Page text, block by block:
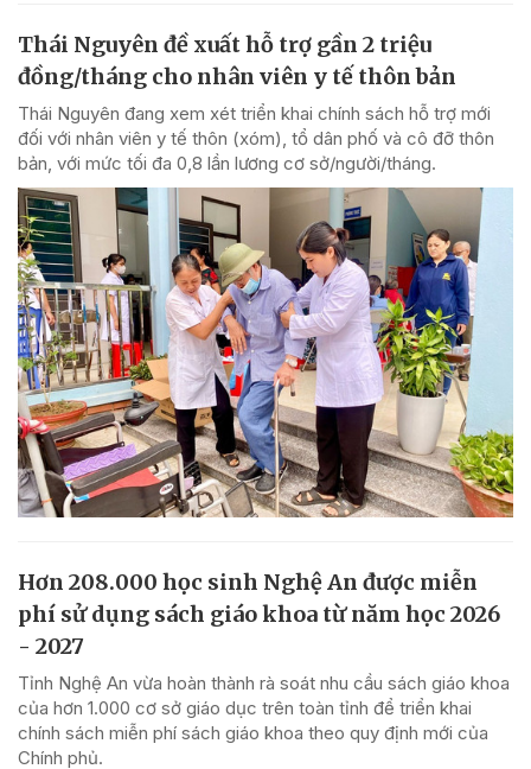
Thái Nguyên đề xuất hỗ trợ gần 2 triệu
đồng/tháng cho nhân viên y tế thôn bản
Thái Nguyên đang xem xét triển khai chính sách hỗ trợ mới
đối với nhân viên y tế thôn (xóm), tổ dân phố và cô đỡ thôn
bản, với mức tối đa 0,8 lần lương cơ sở/người/tháng.
Hơn 208.000 học sinh Nghệ An được miễn
phí sử dụng sách giáo khoa từ năm học 2026
- 2027
Tỉnh Nghệ An vừa hoàn thành rà soát nhu cầu sách giáo khoa
của hơn 1.000 cơ sở giáo dục trên toàn tỉnh để triển khai
chính sách miễn phí sách giáo khoa theo quy định mới của
Chính phủ.